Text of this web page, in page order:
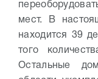
мест. В
находится 39
того
Остальные